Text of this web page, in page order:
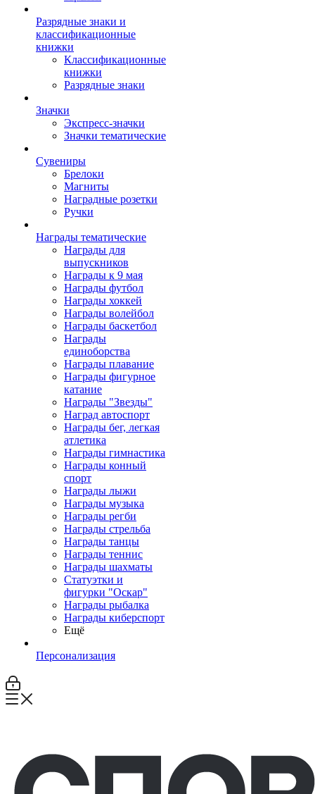
Разрядные знаки и
классификационные
книжки
Классификационные
книжки
Разрядные знаки
Значки
Экспресс-значки
Значки тематические
Сувениры
Брелоки
Магниты
Наградные розетки
Ручки
Награды тематические
Награды для
выпускников
Награды к 9 мая
Награды футбол
Награды хоккей
Награды волейбол
Награды баскетбол
Награды
единоборства
Награды плавание
Награды фигурное
катание
Награды "Звезды"
Наград автоспорт
Награды бег, легкая
атлетика
Награды гимнастика
Награды конный
спорт
Награды лыжи
Награды музыка
Награды регби
Награды стрельба
Награды танцы
Награды теннис
Награды шахматы
Статуэтки и
фигурки "Оскар"
Награды рыбалка
Награды киберспорт
Ещё
Персонализация